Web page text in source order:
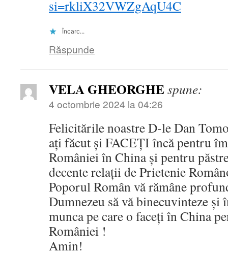
si=rkliX32VWZgAqU4C
Încarc...
Răspunde
VELA GHEORGHEspune:
4 octombrie 2024 la 04:26
Felicitările noastre D-le Dan
ați făcut și FACEȚI încă pentru
României în China și pentru
decente relații de Prietenie
Poporul Român vă rămâne
Dumnezeu să vă binecuvinteze și
munca pe care o faceți în China
României !
Amin!